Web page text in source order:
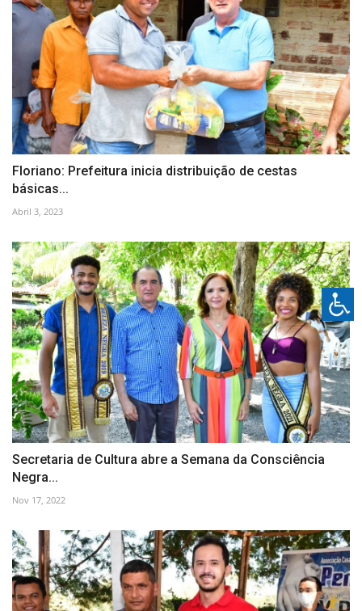
Floriano: Prefeitura inicia distribuição de cestas
básicas...
Abril 3, 2023
Secretaria de Cultura abre a Semana da Consciência
Negra...
Nov 17, 2022